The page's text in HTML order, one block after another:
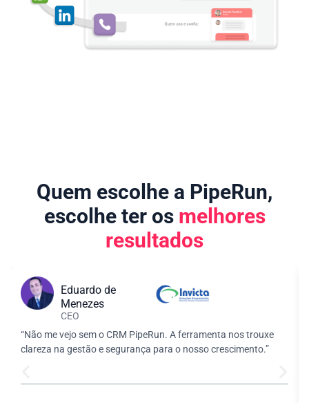
Quem escolhe a PipeRun,
escolhe ter os melhores
resultados
Eduardo de
Menezes
CEO
“Não me vejo sem o CRM PipeRun. A ferramenta nos trouxe
clareza na gestão e segurança para o nosso crescimento.”